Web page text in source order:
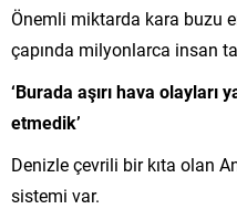
Önemli miktarda kara buzu
çapında milyonlarca insan
‘Burada aşırı hava olayları
etmedik’
Denizle çevrili bir kıta olan
sistemi var.